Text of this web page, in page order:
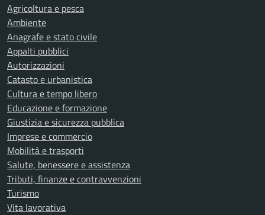
Agricoltura e pesca
Ambiente
Anagrafe e stato civile
Appalti pubblici
Autorizzazioni
Catasto e urbanistica
Cultura e tempo libero
Educazione e formazione
Giustizia e sicurezza pubblica
Imprese e commercio
Mobilità e trasporti
Salute, benessere e assistenza
Tributi, finanze e contravvenzioni
Turismo
Vita lavorativa